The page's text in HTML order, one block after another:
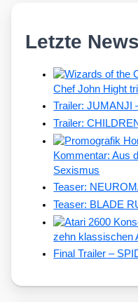
Letzte News
Chef John Hight
Trailer: JUMANJI
Trailer:
Kommentar: Aus
Sexismus
Teaser:
Teaser: BLADE
zehn klassischen
Final Trailer –